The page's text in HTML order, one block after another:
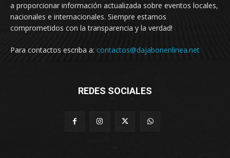
a proporcionar información actualizada sobre eventos locales,
nacionales e internacionales. Siempre estamos
comprometidos con la transparencia y la verdad!
Para contactos escriba a: contactos@dajabonenlinea.net
REDES SOCIALES